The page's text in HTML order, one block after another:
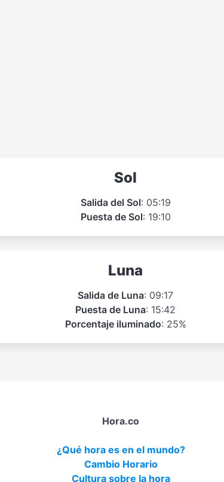
Sol
Salida del Sol: 05:19
Puesta de Sol: 19:10
Luna
Salida de Luna: 09:17
Puesta de Luna: 15:42
Porcentaje iluminado: 25%
Hora.co
¿Qué hora es en el mundo?
Cambio Horario
Cultura sobre la hora